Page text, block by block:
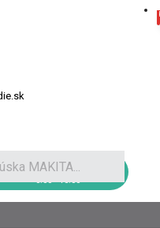
+421 904 111 100
8:00 - 16:00